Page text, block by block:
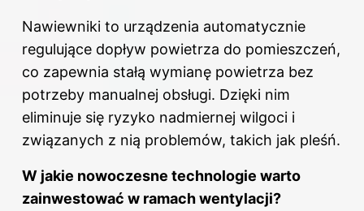
Nawiewniki to urządzenia automatycznie
regulujące dopływ powietrza do pomieszczeń,
co zapewnia stałą wymianę powietrza bez
potrzeby manualnej obsługi. Dzięki nim
eliminuje się ryzyko nadmiernej wilgoci i
związanych z nią problemów, takich jak pleśń.
W jakie nowoczesne technologie warto
zainwestować w ramach wentylacji?